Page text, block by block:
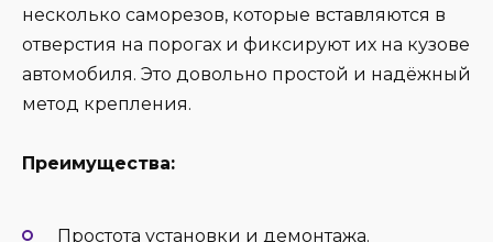
несколько саморезов, которые вставляются в
отверстия на порогах и фиксируют их на кузове
автомобиля. Это довольно простой и надёжный
метод крепления.
Преимущества:
Простота установки и демонтажа.